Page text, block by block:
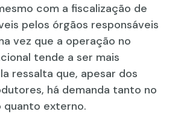
com a fiscalização de
pelos órgãos responsáveis
vez que a operação no
tende a ser mais
ressalta que, apesar dos
há demanda tanto no
externo.